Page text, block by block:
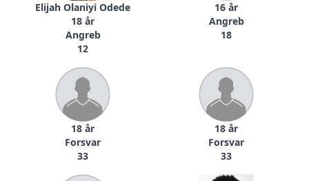
Elijah Olaniyi Odede
18 år
Angreb
12
16 år
Angreb
18
18 år
Forsvar
33
18 år
Forsvar
33